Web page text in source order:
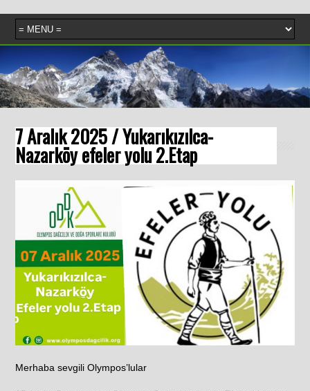
7 Aralık 2025 / Yukarıkızılca-
Nazarköy efeler yolu 2.Etap
Merhaba sevgili Olympos’lular